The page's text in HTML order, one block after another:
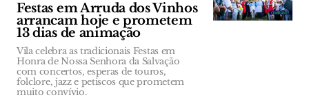
Festas em Arruda dos Vinhos
arrancam hoje e prometem
13 dias de animação
Vila celebra as tradicionais Festas em
Honra de Nossa Senhora da Salvação
com concertos, esperas de touros,
folclore, jazz e petiscos que prometem
muito convívio.